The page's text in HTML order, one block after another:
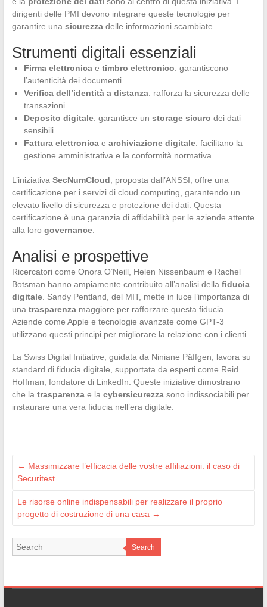
dirigenti delle PMI devono integrare queste tecnologie per
garantire una sicurezzadelle informazioni scambiate.
Strumenti digitali essenziali
Firma elettronicae timbro elettronico: garantiscono
l’autenticità dei documenti.
Verifica dell’identità a distanza: rafforza la sicurezza delle
transazioni.
Deposito digitale: garantisce un storage sicuro dei dati
sensibili.
Fattura elettronicae archiviazione digitale: facilitano la
gestione amministrativa e la conformità normativa.
L’iniziativa SecNumCloud , proposta dall’ANSSI, offre una
certificazione per i servizi di cloud computing, garantendo un
elevato livello di sicurezza e protezione dei dati. Questa
certificazione è una garanzia di affidabilità per le aziende attente
alla loro governance.
Analisi e prospettive
Ricercatori come Onora O’Neill, Helen Nissenbaum e Rachel
Botsman hanno ampiamente contribuito all’analisi della fiducia
digitale. Sandy Pentland, del MIT, mette in luce l’importanza di
una trasparenzamaggiore per rafforzare questa fiducia.
Aziende come Apple e tecnologie avanzate come GPT-3
utilizzano questi principi per migliorare la relazione con i clienti.
La Swiss Digital Initiative, guidata da Niniane Päffgen, lavora su
standard di fiducia digitale, supportata da esperti come Reid
Hoffman, fondatore di LinkedIn. Queste iniziative dimostrano
che la trasparenzae la cybersicurezzasono indissociabili per
instaurare una vera fiducia nell’era digitale.
← Massimizzare l’efficacia delle vostre affiliazioni: il caso di
Securitest
Le risorse online indispensabili per realizzare il proprio
progetto di costruzione di una casa →
Search